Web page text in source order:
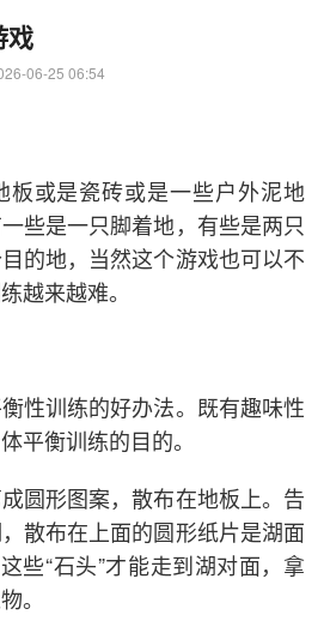
戏
06-25 06:54
板或是瓷砖或是一些户外泥地
些是一只脚着地，有些是两只
的地，当然这个游戏也可以不
越来越难。
性训练的好办法。既有趣味性
平衡训练的目的。
圆形图案，散布在地板上。告
散布在上面的圆形纸片是湖面
些“石头”才能走到湖对面，拿
。